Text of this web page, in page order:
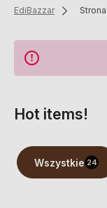
EdiBazzar
Hot items!
Wszystkie 24